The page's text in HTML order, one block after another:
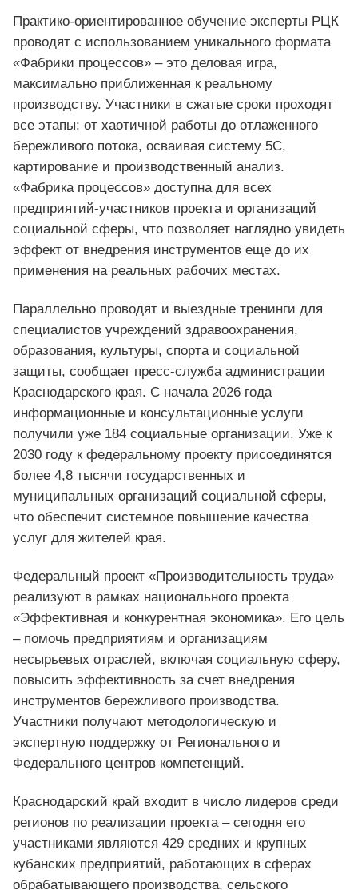
Практико-ориентированное обучение эксперты РЦК
проводят с использованием уникального формата
«Фабрики процессов» – это деловая игра,
максимально приближенная к реальному
производству. Участники в сжатые сроки проходят
все этапы: от хаотичной работы до отлаженного
бережливого потока, осваивая систему 5С,
картирование и производственный анализ.
«Фабрика процессов» доступна для всех
предприятий-участников проекта и организаций
социальной сферы, что позволяет наглядно увидеть
эффект от внедрения инструментов еще до их
применения на реальных рабочих местах.
Параллельно проводят и выездные тренинги для
специалистов учреждений здравоохранения,
образования, культуры, спорта и социальной
защиты, сообщает пресс-служба администрации
Краснодарского края. С начала 2026 года
информационные и консультационные услуги
получили уже 184 социальные организации. Уже к
2030 году к федеральному проекту присоединятся
более 4,8 тысячи государственных и
муниципальных организаций социальной сферы,
что обеспечит системное повышение качества
услуг для жителей края.
Федеральный проект «Производительность труда»
реализуют в рамках национального проекта
«Эффективная и конкурентная экономика». Его цель
– помочь предприятиям и организациям
несырьевых отраслей, включая социальную сферу,
повысить эффективность за счет внедрения
инструментов бережливого производства.
Участники получают методологическую и
экспертную поддержку от Регионального и
Федерального центров компетенций.
Краснодарский край входит в число лидеров среди
регионов по реализации проекта – сегодня его
участниками являются 429 средних и крупных
кубанских предприятий, работающих в сферах
обрабатывающего производства, сельского